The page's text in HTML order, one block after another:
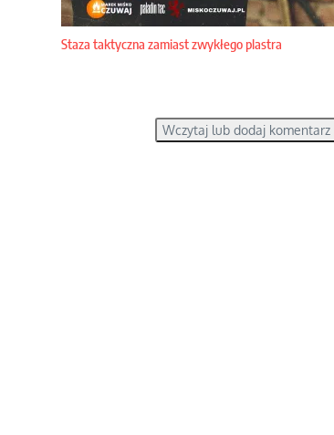
Staza taktyczna zamiast zwykłego plastra
Wczytaj lub dodaj komentarz